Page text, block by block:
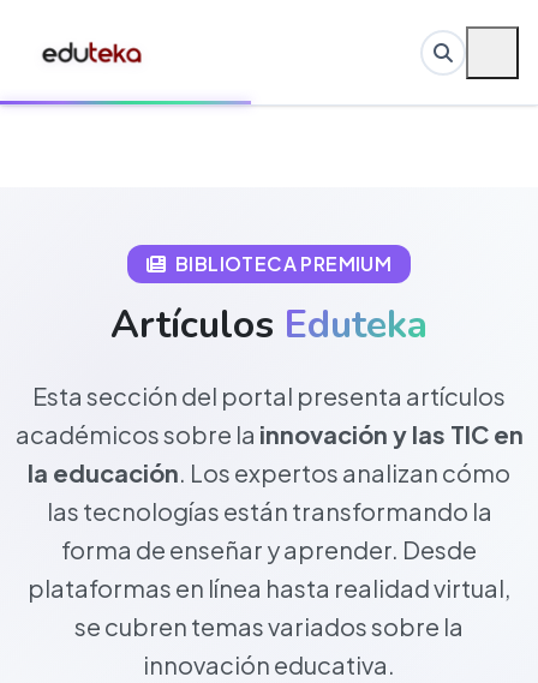
BIBLIOTECA PREMIUM
Artículos Eduteka
Esta sección del portal presenta artículos
académicos sobre la innovación y las TIC en
la educación. Los expertos analizan cómo
las tecnologías están transformando la
forma de enseñar y aprender. Desde
plataformas en línea hasta realidad virtual,
se cubren temas variados sobre la
innovación educativa.